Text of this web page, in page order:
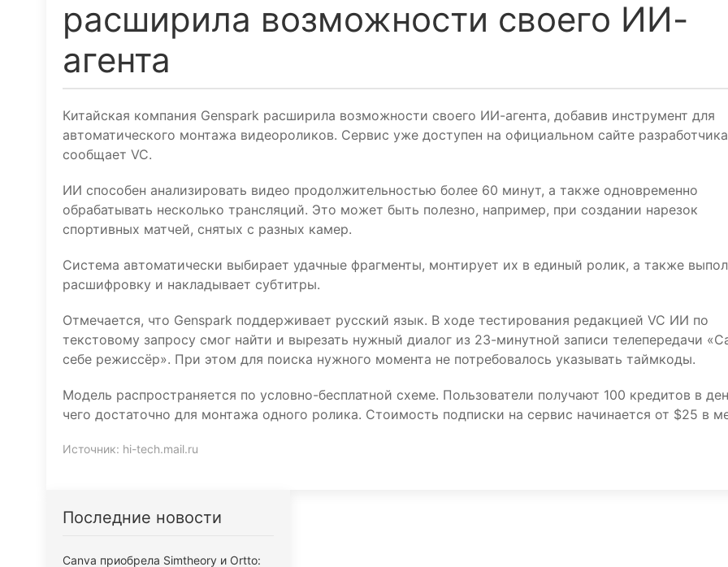
расширила возможности своего ИИ-
агента
Китайская компания Genspark расширила возможности своего ИИ-агента, добавив инструмент для
автоматического монтажа видеороликов. Сервис уже доступен на официальном сайте
сообщает VC.
ИИ способен анализировать видео продолжительностью более 60 минут, а также одновременно
обрабатывать несколько трансляций. Это может быть полезно, например, при создании нарезок
спортивных матчей, снятых с разных камер.
Система автоматически выбирает удачные фрагменты, монтирует их в единый ролик, а также
расшифровку и накладывает субтитры.
Отмечается, что Genspark поддерживает русский язык. В ходе тестирования редакцией VC ИИ по
текстовому запросу смог найти и вырезать нужный диалог из 23-минутной записи телепередачи
себе режиссёр». При этом для поиска нужного момента не потребовалось указывать таймкоды.
Модель распространяется по условно-бесплатной схеме. Пользователи получают 100 кредитов в
чего достаточно для монтажа одного ролика. Стоимость подписки на сервис начинается от $25 в
Источник: hi-tech.mail.ru
Последние новости
Canva приобрела Simtheory и Ortto: